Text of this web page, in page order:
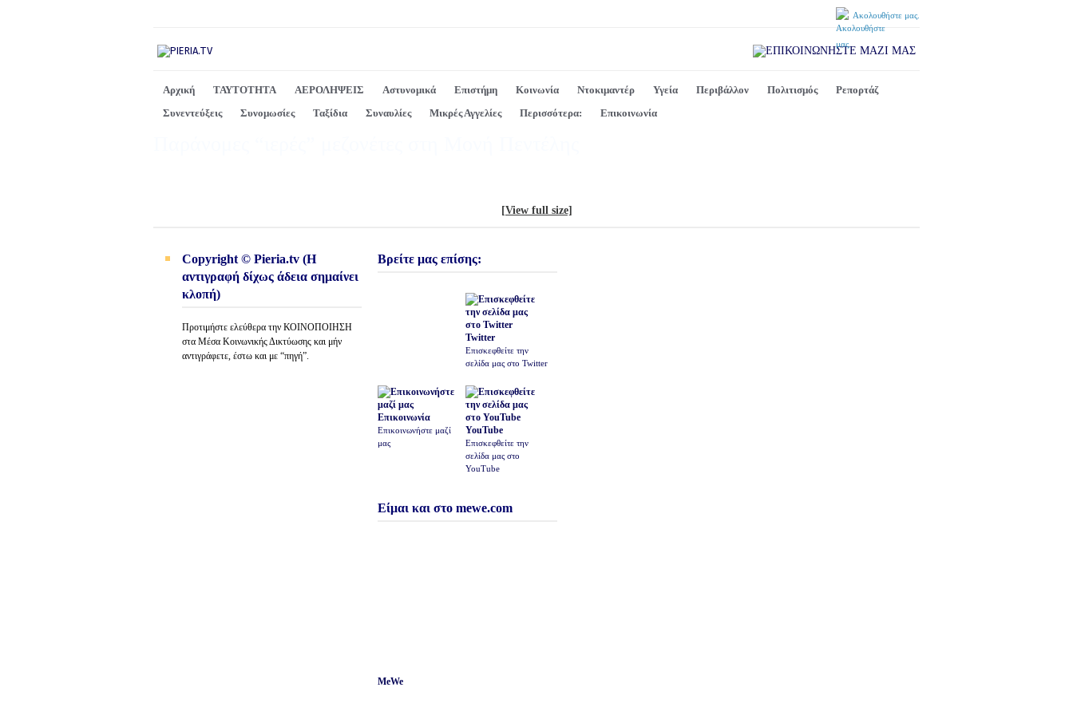
Ακολουθήστε μας.
Αρχική ΤΑΥΤΟΤΗΤΑ ΑΕΡΟΛΗΨΕΙΣ Αστυνομικά Επιστήμη Κοινωνία Ντοκιμαντέρ Υγεία Περιβάλλον Πολιτισμός
Ρεπορτάζ
Συνεντεύξεις
Συνομωσίες Ταξίδια Συναυλίες Μικρές Αγγελίες Περισσότερα: Επικοινωνία
[View full size]
Copyright © Pieria.tv (Η
αντιγραφή δίχως άδεια σημαίνει
κλοπή)
Προτιμήστε ελεύθερα την ΚΟΙΝΟΠΟΙΗΣΗ
στα Μέσα Κοινωνικής Δικτύωσης και μήν
αντιγράφετε, έστω και με “πηγή”.
Βρείτε μας επίσης:
Twitter
Επισκεφθείτε την
σελίδα μας στο Twitter
Επικοινωνία
Επικοινωνήστε μαζί
μας
YouTube
Επισκεφθείτε την
σελίδα μας στο
YouTube
Είμαι και στο mewe.com
MeWe